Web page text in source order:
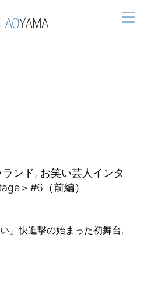
ンド, お笑い芸人インタ
＞#6（前編）
」快進撃の始まった初舞台,